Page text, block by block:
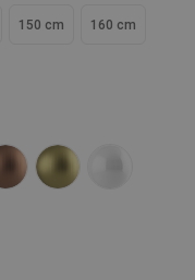
150 cm 160 cm